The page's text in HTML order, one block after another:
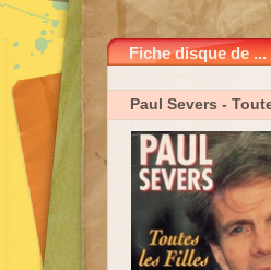
Fiche disque de ...
Paul Severs -